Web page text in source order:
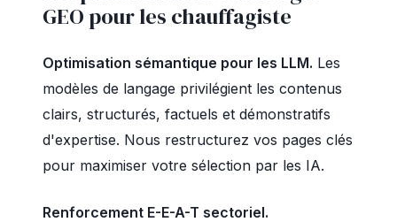
GEO pour les chauffagiste
Optimisation sémantique pour les LLM. Les
modèles de langage privilégient les contenus
clairs, structurés, factuels et démonstratifs
d'expertise. Nous restructurez vos pages clés
pour maximiser votre sélection par les IA.
Renforcement E-E-A-T sectoriel.